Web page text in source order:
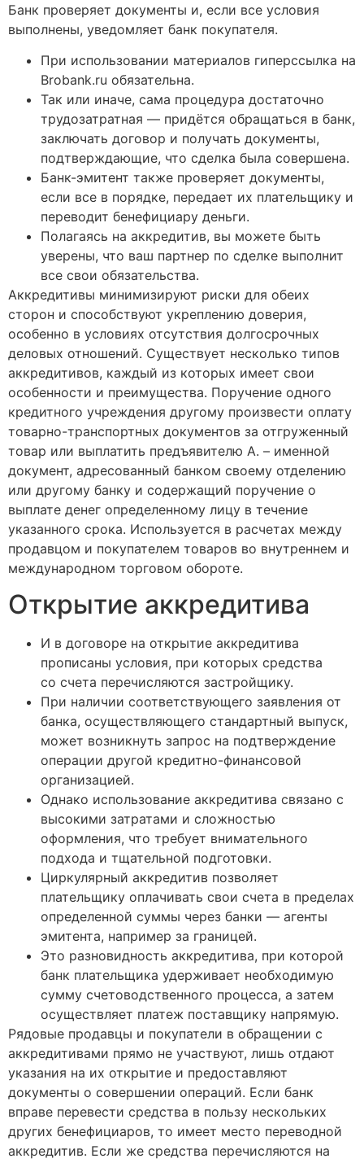
Банк проверяет документы и, если все условия
выполнены, уведомляет банк покупателя.
При использовании материалов гиперссылка на
Brobank.ru обязательна.
Так или иначе, сама процедура достаточно
трудозатратная — придётся обращаться в банк,
заключать договор и получать документы,
подтверждающие, что сделка была совершена.
Банк-эмитент также проверяет документы,
если все в порядке, передает их плательщику и
переводит бенефициару деньги.
Полагаясь на аккредитив, вы можете быть
уверены, что ваш партнер по сделке выполнит
все свои обязательства.
Аккредитивы минимизируют риски для обеих
сторон и способствуют укреплению доверия,
особенно в условиях отсутствия долгосрочных
деловых отношений. Существует несколько типов
аккредитивов, каждый из которых имеет свои
особенности и преимущества. Поручение одного
кредитного учреждения другому произвести оплату
товарно-транспортных документов за отгруженный
товар или выплатить предъявителю А. – именной
документ, адресованный банком своему отделению
или другому банку и содержащий поручение о
выплате денег определенному лицу в течение
указанного срока. Используется в расчетах между
продавцом и покупателем товаров во внутреннем и
международном торговом обороте.
Открытие аккредитива
И в договоре на открытие аккредитива
прописаны условия, при которых средства
со счета перечисляются застройщику.
При наличии соответствующего заявления от
банка, осуществляющего стандартный выпуск,
может возникнуть запрос на подтверждение
операции другой кредитно-финансовой
организацией.
Однако использование аккредитива связано с
высокими затратами и сложностью
оформления, что требует внимательного
подхода и тщательной подготовки.
Циркулярный аккредитив позволяет
плательщику оплачивать свои счета в пределах
определенной суммы через банки — агенты
эмитента, например за границей.
Это разновидность аккредитива, при которой
банк плательщика удерживает необходимую
сумму счетоводственного процесса, а затем
осуществляет платеж поставщику напрямую.
Рядовые продавцы и покупатели в обращении с
аккредитивами прямо не участвуют, лишь отдают
указания на их открытие и предоставляют
документы о совершении операций. Если банк
вправе перевести средства в пользу нескольких
других бенефициаров, то имеет место переводной
аккредитив. Если же средства перечисляются на